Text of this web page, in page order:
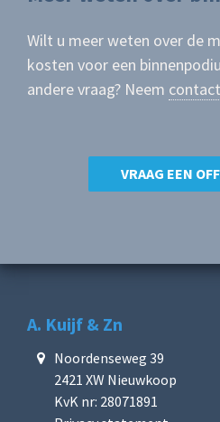
Wilt u meer weten over de
kosten voor een
andere vraag? Neem contact
VRAAG EEN
A. Kuijf & Zn
Noordenseweg 39
2421 XW Nieuwkoop
KvK nr: 28071891